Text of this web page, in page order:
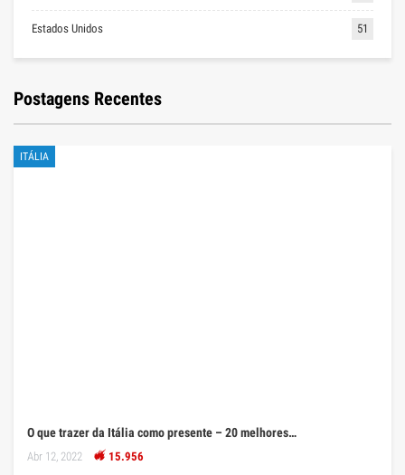
Estados Unidos 51
Postagens Recentes
ITÁLIA
O que trazer da Itália como presente – 20 melhores…
Abr 12, 2022 15.956